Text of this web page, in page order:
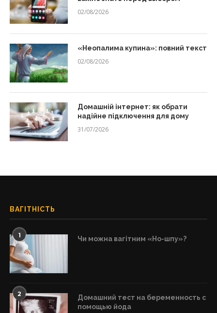
02/08/2026
«Неопалима купина»: повний текст
02/08/2026
Домашній інтернет: як обрати
надійне підключення для дому
31/07/2026
ВАГІТНІСТЬ
1 Чи можна вагітним «Но-шпу»?
2
Домашний тест на беременность с
помощью йода